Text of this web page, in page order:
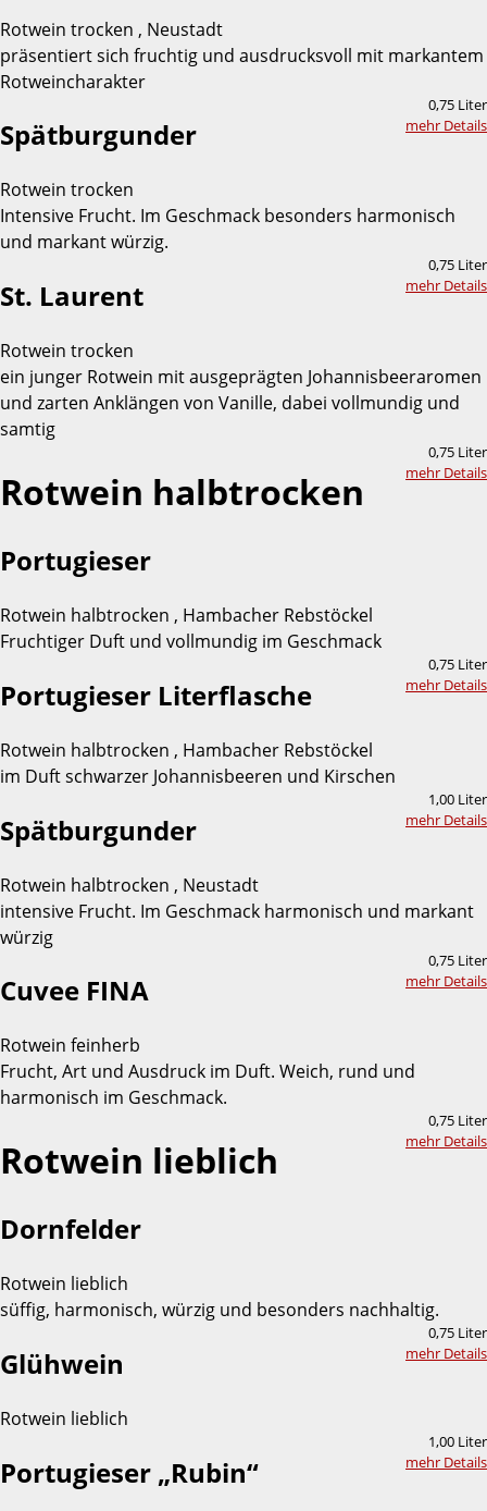
Rotwein trocken , Neustadt
präsentiert sich fruchtig und ausdrucksvoll mit markantem
Rotweincharakter
0,75 Liter
mehr Details
Spätburgunder
Rotwein trocken
Intensive Frucht. Im Geschmack besonders harmonisch
und markant würzig.
0,75 Liter
mehr Details
St. Laurent
Rotwein trocken
ein junger Rotwein mit ausgeprägten Johannisbeeraromen
und zarten Anklängen von Vanille, dabei vollmundig und
samtig
0,75 Liter
mehr Details
Rotwein halbtrocken
Portugieser
Rotwein halbtrocken , Hambacher Rebstöckel
Fruchtiger Duft und vollmundig im Geschmack
0,75 Liter
mehr Details
Portugieser Literflasche
Rotwein halbtrocken , Hambacher Rebstöckel
im Duft schwarzer Johannisbeeren und Kirschen
1,00 Liter
mehr Details
Spätburgunder
Rotwein halbtrocken , Neustadt
intensive Frucht. Im Geschmack harmonisch und markant
würzig
0,75 Liter
mehr Details
Cuvee FINA
Rotwein feinherb
Frucht, Art und Ausdruck im Duft. Weich, rund und
harmonisch im Geschmack.
0,75 Liter
mehr Details
Rotwein lieblich
Dornfelder
Rotwein lieblich
süffig, harmonisch, würzig und besonders nachhaltig.
0,75 Liter
mehr Details
Glühwein
Rotwein lieblich
1,00 Liter
mehr Details
Portugieser „Rubin“